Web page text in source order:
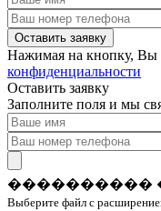
Оставить заявку
Нажимая на кнопку, Вы
конфиденциальности
Оставить заявку
Заполните поля и мы
����������
Выберите файл с